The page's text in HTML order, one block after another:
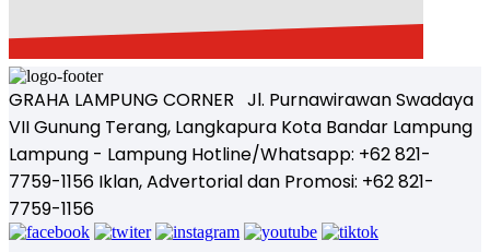
GRAHA LAMPUNG CORNER Jl. Purnawirawan Swadaya
VII Gunung Terang, Langkapura Kota Bandar Lampung
Lampung - Lampung Hotline/Whatsapp: +62 821-
7759-1156 Iklan, Advertorial dan Promosi: +62 821-
7759-1156